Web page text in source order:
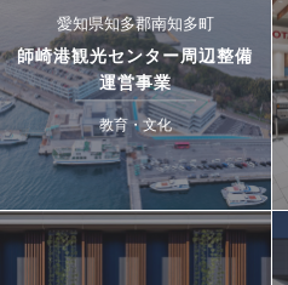
愛知県知多郡南知多町
師崎港観光センター周辺整備
運営事業
教育・文化